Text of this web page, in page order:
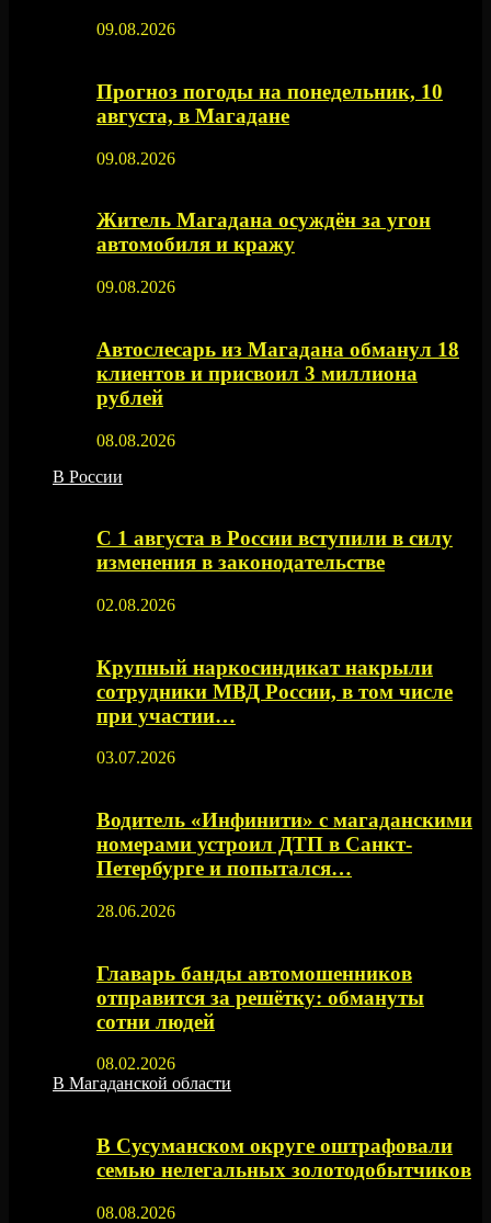
09.08.2026
Прогноз погоды на понедельник, 10
августа, в Магадане
09.08.2026
Житель Магадана осуждён за угон
автомобиля и кражу
09.08.2026
Автослесарь из Магадана обманул 18
клиентов и присвоил 3 миллиона
рублей
08.08.2026
В России
С 1 августа в России вступили в силу
изменения в законодательстве
02.08.2026
Крупный наркосиндикат накрыли
сотрудники МВД России, в том числе
при участии…
03.07.2026
Водитель «Инфинити» с магаданскими
номерами устроил ДТП в Санкт-
Петербурге и попытался…
28.06.2026
Главарь банды автомошенников
отправится за решётку: обмануты
сотни людей
08.02.2026
В Магаданской области
В Сусуманском округе оштрафовали
семью нелегальных золотодобытчиков
08.08.2026